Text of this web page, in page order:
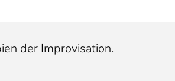
der Improvisation.